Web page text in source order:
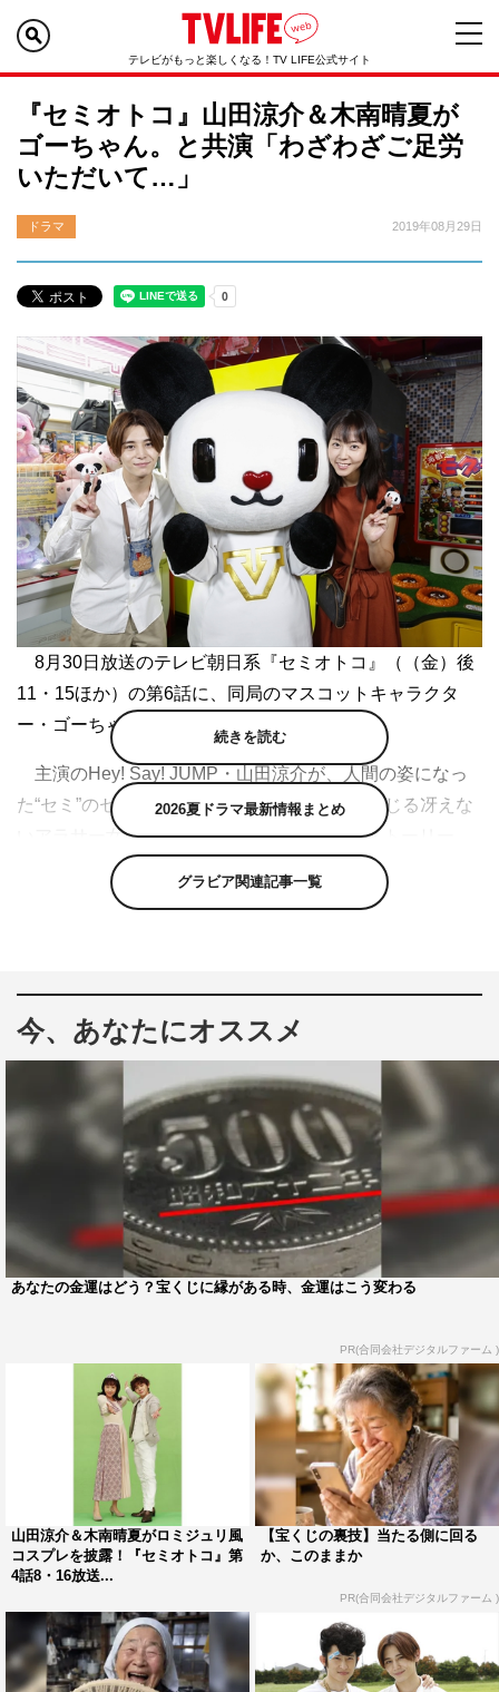
テレビがもっと楽しくなる！TV LIFE公式サイト
『セミオトコ』山田涼介＆木南晴夏が
ゴーちゃん。と共演「わざわざご足労
いただいて…」
ドラマ 2019年08月29日
8月30日放送のテレビ朝日系『セミオトコ』（（金）後
11・15ほか）の第6話に、同局のマスコットキャラクタ
ー・ゴーちゃん。がゲスト出演する。
主演のHey! Say! JUMP・山田涼介が、人間の姿になっ
た“セミ”のセミオを演じる異色作。木南晴夏演じる冴えな
いアラサー女子・由香との7日間だけのラブストーリー
で、脚本を岡田惠和が手掛けている。
ゴーちゃん。が登場するのは、セミオと由香がゲームセ
見守る子供たちのため、声をかけてゴーちゃん。と向かい
合わせてあげるなど細やかな気遣いも。
一方の木南は、ゴーちゃん。からかわいくラッピングさ
れたプレゼントを渡されて感激。ゴーちゃん。の動きを観
察してちょっとぶりっこ気味にしぐさを真似し、「かわい
い女の子になりたいな、って思って…」と言うも、山田か
ら「なんか悪いものでも食べた？」とツッコミが。
さらに、ゴーちゃん。は、Hey! Say! JUMPが歌うドラ
まさに山田も驚き、「いえーい！上手！」とハイタッチを
交わしていたという。
続きを読む
2026夏ドラマ最新情報まとめ
グラビア関連記事一覧
山田涼介
今、あなたにオススメ
あなたの金運はどう？宝くじに縁がある時、金運はこう変わる
PR(合同会社デジタルファーム )
山田涼介＆木南晴夏がロミジュリ風
コスプレを披露！『セミオトコ』第
4話8・16放送...
【宝くじの裏技】当たる側に回る
か、このままか
PR(合同会社デジタルファーム )